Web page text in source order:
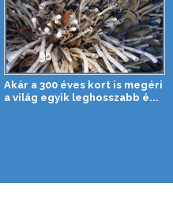
Akár a 300 éves kort is megéri
a világ egyik leghosszabb é...